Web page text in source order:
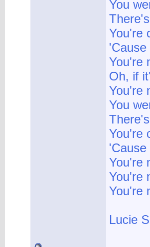
You
You're
You're
Oh, if
You're
You
You're
You're
You're
You're
Lucie